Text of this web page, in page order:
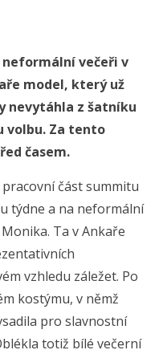
neformální večeři v
model, který už
nevytáhla z šatníku
volbu. Za tento
časem.
část summitu
týdne a na neformální
Ta v Ankaře
vzhledu záležet. Po
kostýmu, v němž
pro slavnostní
totiž bílé večerní